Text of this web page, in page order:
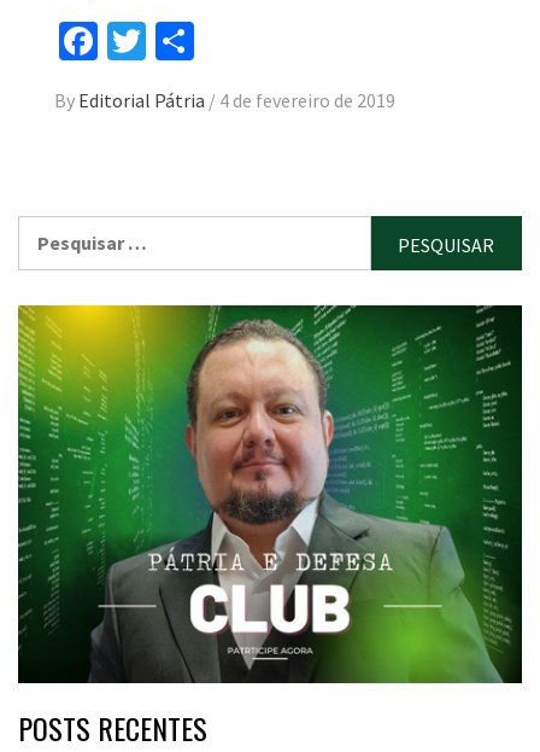
Facebook
Twitter
By Editorial Pátria / 4 de fevereiro de 2019
por:
POSTS RECENTES